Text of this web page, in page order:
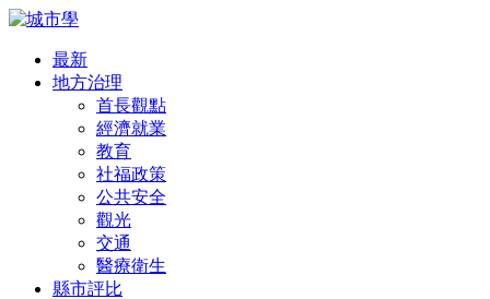
最新
地方治理
首長觀點
經濟就業
教育
社福政策
公共安全
觀光
交通
醫療衛生
縣市評比